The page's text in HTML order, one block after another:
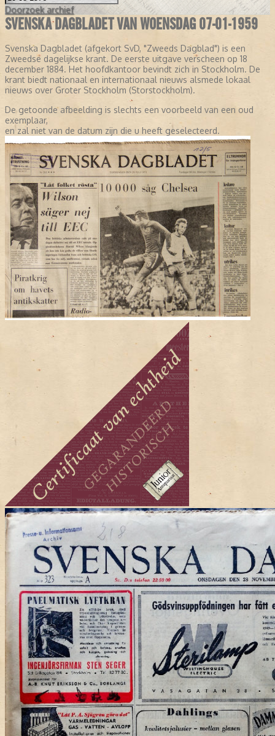
Doorzoek archief
SVENSKA DAGBLADET VAN WOENSDAG 07-01-1959
Svenska Dagbladet (afgekort SvD, "Zweeds Dagblad") is een
Zweedse dagelijkse krant. De eerste uitgave verscheen op 18
december 1884. Het hoofdkantoor bevindt zich in Stockholm. De
krant biedt nationaal en internationaal nieuws alsmede lokaal
nieuws over Groter Stockholm (Storstockholm).
De getoonde afbeelding is slechts een voorbeeld van een oud
exemplaar,
en zal niet van de datum zijn die u heeft geselecteerd.